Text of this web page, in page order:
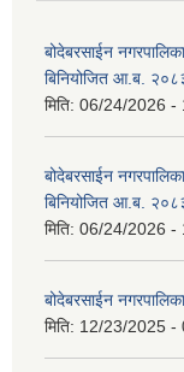
बोदेबरसाईन
बिनियोजित आ.ब.
मिति: 06/24/2026 -
बोदेबरसाईन
बिनियोजित आ.ब.
मिति: 06/24/2026 -
बोदेबरसाईन
मिति: 12/23/2025 -